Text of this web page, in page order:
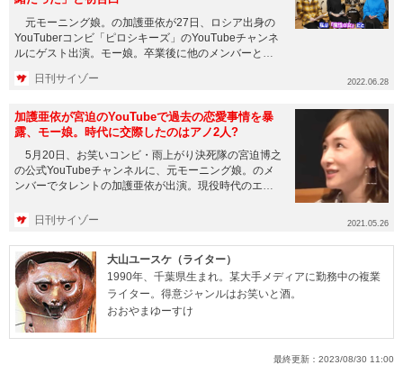
元モーニング娘。の加護亜依が27日、ロシア出身の
YouTuberコンビ「ピロシキーズ」のYouTubeチャンネ
ルにゲスト出演。モー娘。卒業後に他のメンバーと
日刊サイゾー 2022.06.28
加護亜依が宮迫のYouTubeで過去の恋愛事情を暴
露、モー娘。時代に交際したのはアノ2人?
5月20日、お笑いコンビ・雨上がり決死隊の宮迫博之
の公式YouTubeチャンネルに、元モーニング娘。のメ
ンバーでタレントの加護亜依が出演。現役時代のエピ
日刊サイゾー 2021.05.26
大山ユースケ（ライター）
1990年、千葉県生まれ。某大手メディアに勤務中の複業
ライター。得意ジャンルはお笑いと酒。
おおやまゆーすけ
最終更新： 2023/08/30 11:00